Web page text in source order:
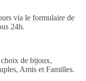
via le formulaire de
24h.
choix de bijoux,
Amis et Familles.